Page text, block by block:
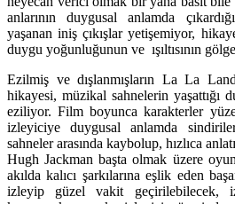
anlarının duygusal anlamda
yaşanan iniş çıkışlar yetişemiyor,
duygu yoğunluğunun ve ışıltısının
Ezilmiş ve dışlanmışların La La
hikayesi, müzikal sahnelerin yaşattığı
eziliyor. Film boyunca karakterler
izleyiciye duygusal anlamda
sahneler arasında kaybolup, hızlıca
Hugh Jackman başta olmak üzere
akılda kalıcı şarkılarına eşlik eden
izleyip güzel vakit geçirilebilecek,